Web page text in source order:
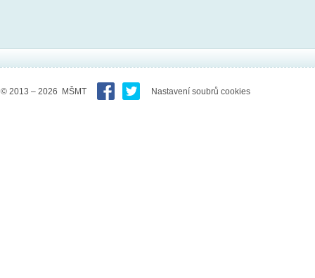
© 2013 – 2026 MŠMT Nastavení soubrů cookies